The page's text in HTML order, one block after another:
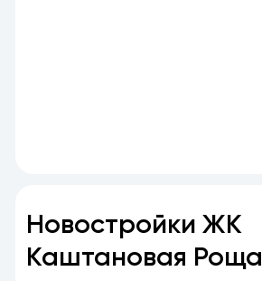
Новостройки ЖК
Каштановая Роща